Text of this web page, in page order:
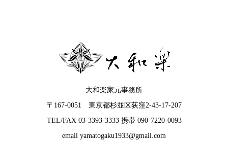
大和楽家元事務所
〒167-0051 東京都杉並区荻窪2-43-17-207
TEL/FAX 03-3393-3333 携帯 090-7220-0093
email yamatogaku1933@gmail.com